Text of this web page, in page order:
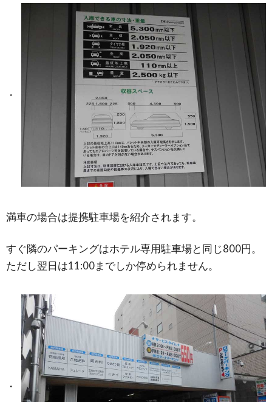
満車の場合は提携駐車場を紹介されます。
すぐ隣のパーキングはホテル専用駐車場と同じ800円。
ただし翌日は11:00までしか停められません。